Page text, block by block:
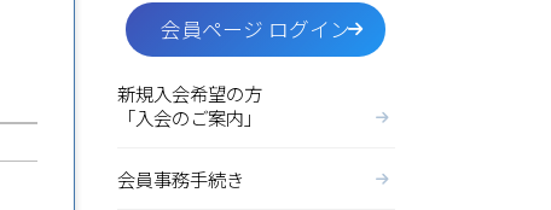
会員ページ ログイン
新規入会希望の方
「入会のご案内」
会員事務手続き